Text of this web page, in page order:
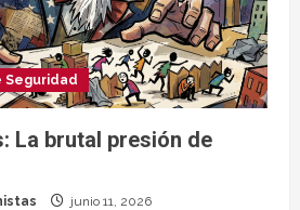
Seguridad
La brutal presión de
junio 11, 2026